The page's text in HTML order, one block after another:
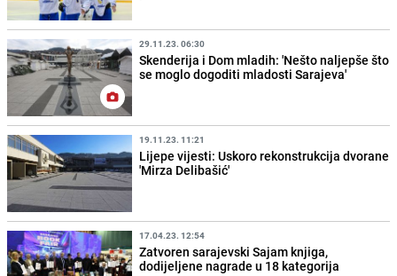
29.11.23. 06:30
Skenderija i Dom mladih: 'Nešto naljepše što
se moglo dogoditi mladosti Sarajeva'
19.11.23. 11:21
Lijepe vijesti: Uskoro rekonstrukcija dvorane
'Mirza Delibašić'
17.04.23. 12:54
Zatvoren sarajevski Sajam knjiga,
dodijeljene nagrade u 18 kategorija